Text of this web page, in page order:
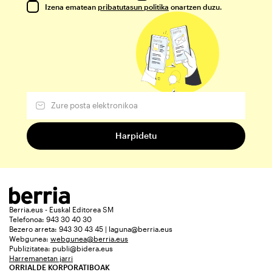
Izena ematean pribatutasun politika onartzen duzu.
Berria.eus - Euskal Editorea SM
Telefonoa: 943 30 40 30
Bezero arreta: 943 30 43 45 | laguna@berria.eus
Webgunea: webgunea@berria.eus
Publizitatea: publi@bidera.eus
Harremanetan jarri
ORRIALDE KORPORATIBOAK